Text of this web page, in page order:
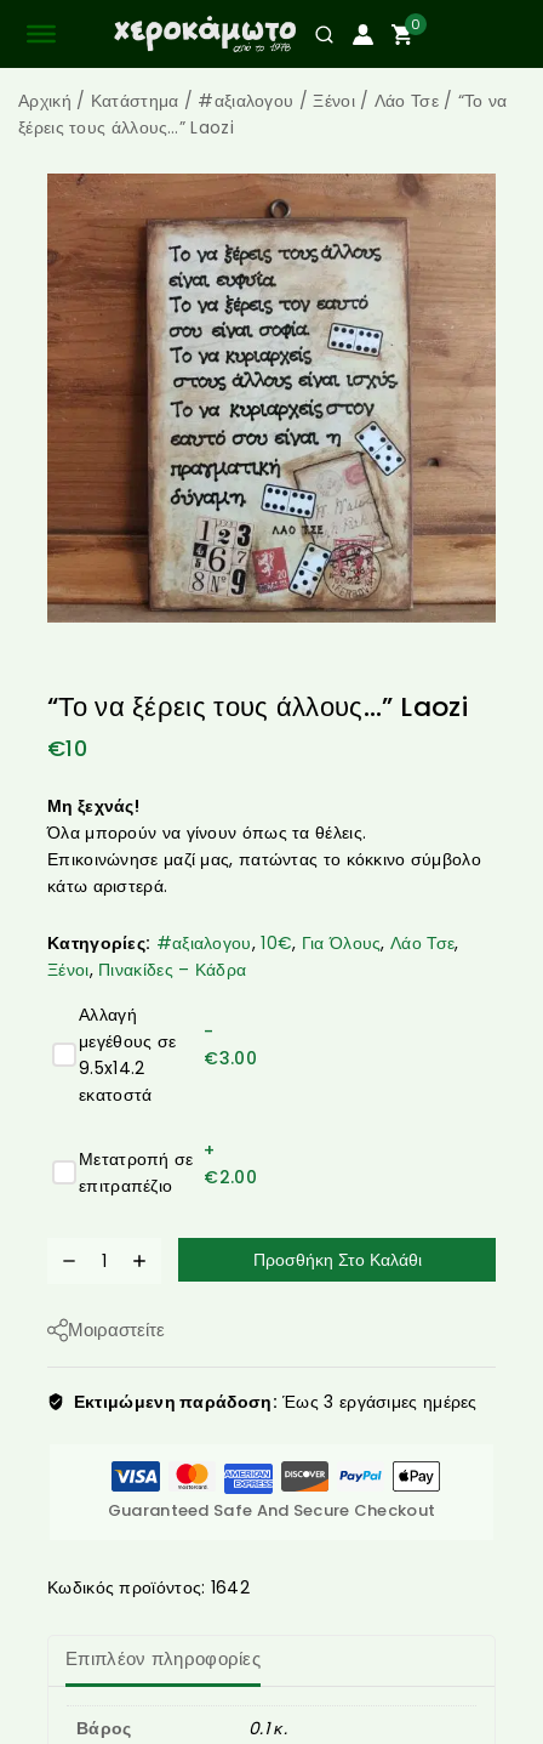
0
Αρχική / Κατάστημα / #αξιαλογου / Ξένοι / Λάο Τσε / “Το να
ξέρεις τους άλλους…” Laozi
“Το να ξέρεις τους άλλους…” Laozi
€10
Μη ξεχνάς!
Όλα μπορούν να γίνουν όπως τα θέλεις.
Επικοινώνησε μαζί μας, πατώντας το κόκκινο σύμβολο
κάτω αριστερά.
Κατηγορίες: #αξιαλογου,10€, Για Όλους,Λάο Τσε,
Ξένοι, Πινακίδες – Κάδρα
Αλλαγή
μεγέθους σε
9.5x14.2
εκατοστά
-
€3.00
Μετατροπή σε
επιτραπέζιο
+
€2.00
Προσθήκη Στο Καλάθι
Μοιραστείτε
Εκτιμώμενη παράδοση: Έως 3 εργάσιμες ημέρες
Guaranteed Safe And Secure Checkout
Κωδικός προϊόντος: 1642
Επιπλέον πληροφορίες
Βάρος
0.1 κ.